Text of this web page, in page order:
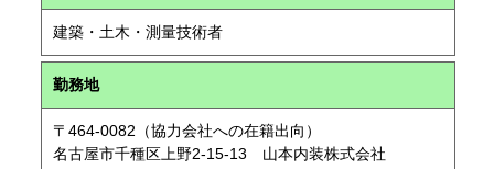
建築・土木・測量技術者
勤務地
〒464-0082（協力会社への在籍出向）
名古屋市千種区上野2-15-13 山本内装株式会社